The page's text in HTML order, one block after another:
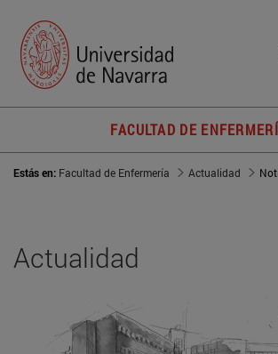
FACULTAD DE
Estás en: Facultad de Enfermería Actualidad
Actualidad